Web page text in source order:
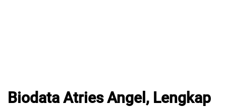
Biodata Atries Angel, Lengkap